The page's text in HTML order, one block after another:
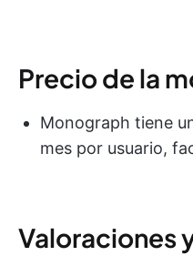
Precio de la
Monograph tiene
mes por usuario,
Valoraciones